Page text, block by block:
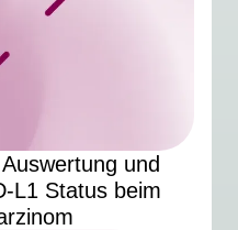
und
L1 Status beim